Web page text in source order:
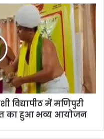
विद्यापीठ में मणिपुरी
का हुआ भव्य आयोजन